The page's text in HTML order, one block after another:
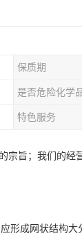
保质期
是否危险化学
特色服务
宗旨；我们的
形成网状结构